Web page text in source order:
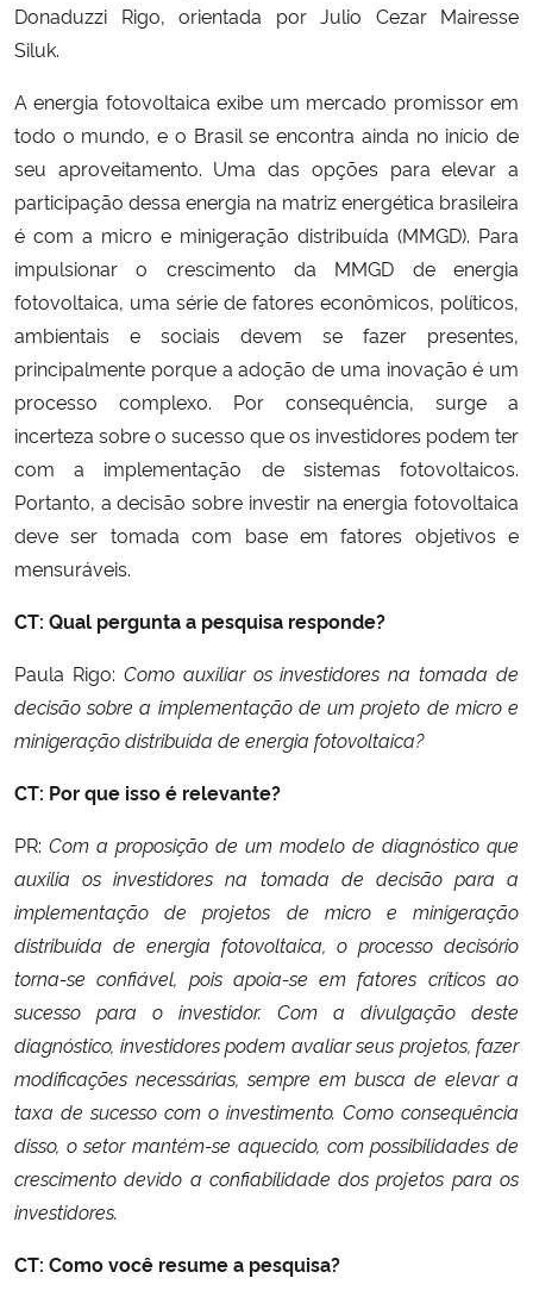
Controladoria-Geral da União
Ministério da Mulher, da Família e dos Direitos Humanos
Secretaria-Geral
Secretaria de Governo
Gabinete de Segurança Institucional
Banco Central do Brasil
Planalto
Donaduzzi Rigo, orientada por Julio Cezar Mairesse
Siluk.
A energia fotovoltaica exibe um mercado promissor em
todo o mundo, e o Brasil se encontra ainda no início de
seu aproveitamento. Uma das opções para elevar a
participação dessa energia na matriz energética brasileira
é com a micro e minigeração distribuída (MMGD). Para
impulsionar o crescimento da MMGD de energia
fotovoltaica, uma série de fatores econômicos, políticos,
ambientais e sociais devem se fazer presentes,
principalmente porque a adoção de uma inovação é um
processo complexo. Por consequência, surge a
incerteza sobre o sucesso que os investidores podem ter
com a implementação de sistemas fotovoltaicos.
Portanto, a decisão sobre investir na energia fotovoltaica
deve ser tomada com base em fatores objetivos e
mensuráveis.
CT: Qual pergunta a pesquisa responde?
Paula Rigo: Como auxiliar os investidores na tomada de
decisão sobre a implementação de um projeto de micro e
minigeração distribuída de energia fotovoltaica?
CT: Por que isso é relevante?
PR: Com a proposição de um modelo de diagnóstico que
auxilia os investidores na tomada de decisão para a
implementação de projetos de micro e minigeração
distribuída de energia fotovoltaica, o processo decisório
torna-se confiável, pois apoia-se em fatores críticos ao
sucesso para o investidor. Com a divulgação deste
diagnóstico, investidores podem avaliar seus projetos, fazer
modificações necessárias, sempre em busca de elevar a
taxa de sucesso com o investimento. Como consequência
disso, o setor mantém-se aquecido, com possibilidades de
crescimento devido a confiabilidade dos projetos para os
investidores.
CT: Como você resume a pesquisa?